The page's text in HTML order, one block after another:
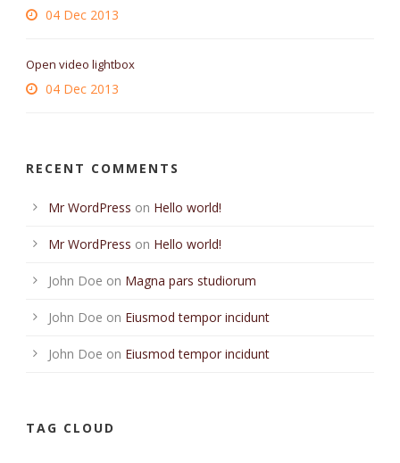
04 Dec 2013
Open video lightbox
04 Dec 2013
RECENT COMMENTS
Mr WordPress on Hello world!
Mr WordPress on Hello world!
John Doe on Magna pars studiorum
John Doe on Eiusmod tempor incidunt
John Doe on Eiusmod tempor incidunt
TAG CLOUD